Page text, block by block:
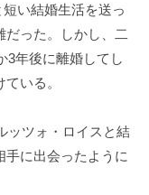
い結婚生活を送っ
だった。しかし、二
3年後に離婚してし
いる。
ッツォ・ロイスと結
に出会ったように